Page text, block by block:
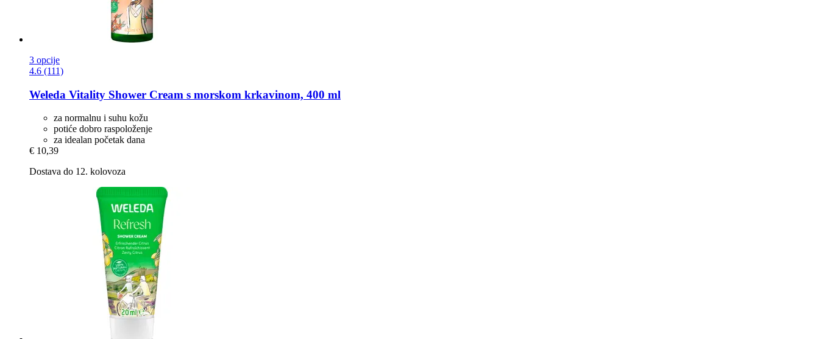
3 opcije
4.6 (111)
Weleda Vitality Shower Cream s morskom krkavinom, 400 ml
za normalnu i suhu kožu
potiće dobro raspoloženje
za idealan početak dana
€ 10,39
Dostava do 12. kolovoza